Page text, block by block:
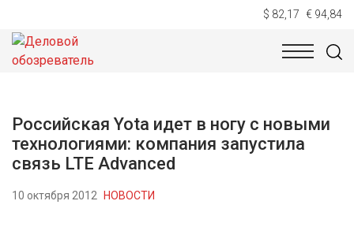
$ 82,17 € 94,84
НОВОСТИ
Российская Yota идет в ногу с новыми
технологиями: компания запустила
связь LTE Advanced
10 октября 2012 НОВОСТИ